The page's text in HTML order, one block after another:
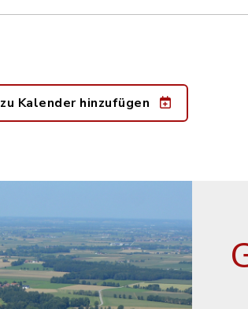
zu Kalender hinzufügen